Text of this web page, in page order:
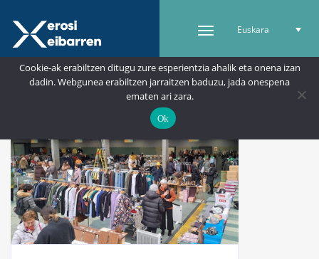
Euskara
Cookie-ak erabiltzen ditugu zure esperientzia ahalik eta onena izan
dadin. Webgunea erabiltzen jarraitzen baduzu, jada onespena
ematen ari zara.
Ok